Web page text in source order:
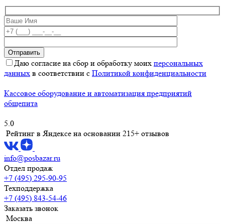
Даю согласие на сбор и обработку моих персональных
данных в соответствии с Политикой конфиденциальности
Кассовое оборудование и автоматизация предприятий
общепита
5.0
Рейтинг в Яндексе на основании 215+ отзывов
info@posbazar.ru
Отдел продаж
+7 (495) 295-90-95
Техподдержка
+7 (495) 843-54-46
Заказать звонок
Москва